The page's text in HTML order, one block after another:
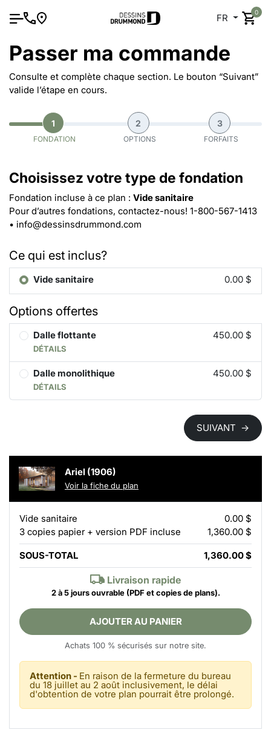
FR
0
Passer ma commande
Consulte et complète chaque section. Le bouton “Suivant”
valide l’étape en cours.
1
FONDATION
2
OPTIONS
3
FORFAITS
Choisissez votre type de fondation
Fondation incluse à ce plan : Vide sanitaire
Pour d’autres fondations, contactez-nous! 1-800-567-1413
• info@dessinsdrummond.com
Ce qui est inclus?
Vide sanitaire 0.00 $
Options offertes
Dalle flottante
DÉTAILS
450.00 $
Dalle monolithique
DÉTAILS
450.00 $
SUIVANT →
Ariel (1906)
Voir la fiche du plan
Vide sanitaire
0.00 $
3 copies papier + version PDF incluse
1,360.00 $
SOUS-TOTAL 1,360.00 $
Livraison rapide
2 à 5 jours ouvrable(PDF et copies de plans).
AJOUTER AU PANIER
Achats 100 % sécurisés sur notre site.
Attention - En raison de la fermeture du bureau
du 18 juillet au 2 août inclusivement, le délai
d'obtention de votre plan pourrait être prolongé.